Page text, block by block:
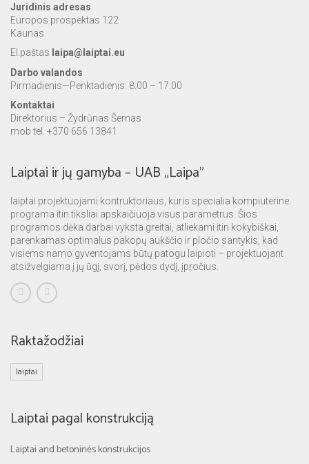
Juridinis adresas
Europos prospektas 122
Kaunas
El.paštas laipa@laiptai.eu
Darbo valandos
Pirmadienis—Penktadienis: 8:00 – 17:00
Kontaktai
Direktorius – Žydrūnas Šernas
mob tel. +370 656 13841
Laiptai ir jų gamyba – UAB „Laipa”
laiptai projektuojami kontruktoriaus, kuris specialia kompiuterine
programa itin tiksliai apskaičiuoja visus parametrus. Šios
programos dėka darbai vyksta greitai, atliekami itin kokybiškai,
parenkamas optimalus pakopų aukščio ir pločio santykis, kad
visiems namo gyventojams būtų patogu laipioti – projektuojant
atsižvelgiama į jų ūgį, svorį, pėdos dydį, įpročius.
Raktažodžiai
laiptai
Laiptai pagal konstrukciją
Laiptai and betoninės konstrukcijos